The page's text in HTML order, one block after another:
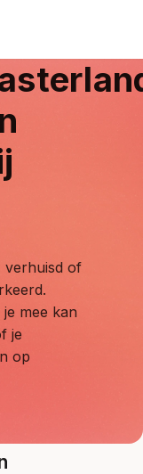
verhuisd of
mee kan
je
op